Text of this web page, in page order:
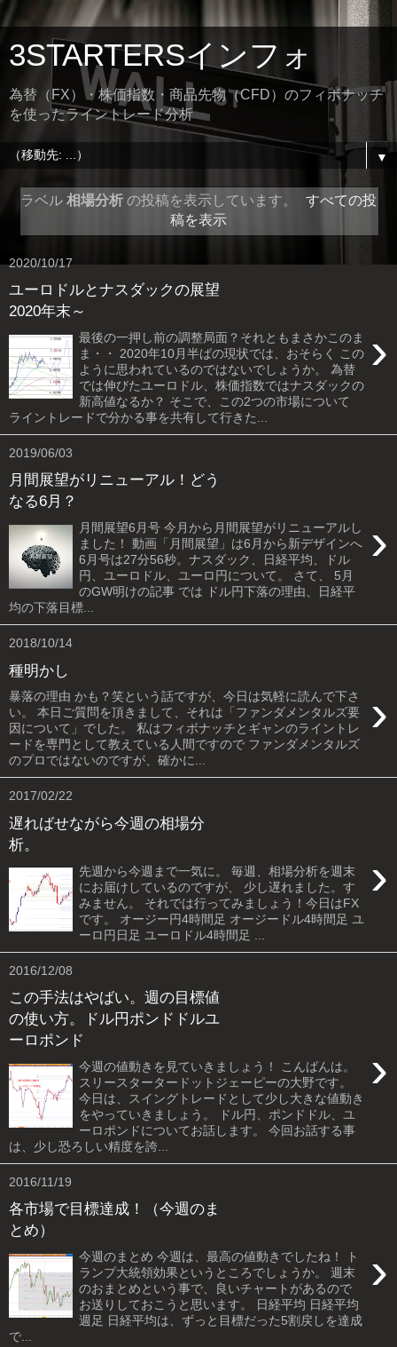
3STARTERSインフォ
為替（FX）・株価指数・商品先物（CFD）のフィボナッチ
を使ったライントレード分析
▼
ラベル 相場分析の投稿を表示しています。
すべての投
稿を表示
2020/10/17
ユーロドルとナスダックの展望
2020年末～
›
最後の一押し前の調整局面？それともまさかこのま
ま・・ 2020年10月半ばの現状では、おそらく この
ように思われているのではないでしょうか。 為替
では伸びたユーロドル、株価指数ではナスダックの
新高値なるか？ そこで、この2つの市場について
ライントレードで分かる事を共有して行きた...
2019/06/03
月間展望がリニューアル！どう
なる6月？
›
月間展望6月号 今月から月間展望がリニューアルし
ました！ 動画「月間展望」は6月から新デザインへ
6月号は27分56秒。ナスダック、日経平均、ドル
円、ユーロドル、ユーロ円について。 さて、 5月
のGW明けの記事 では ドル円下落の理由、日経平
均の下落目標...
2018/10/14
種明かし
›
暴落の理由 かも？笑という話ですが、今日は気軽に読んで下さ
い。 本日ご質問を頂きまして、それは「ファンダメンタルズ要
因について」でした。 私はフィボナッチとギャンのライントレ
ードを専門として教えている人間ですので ファンダメンタルズ
のプロではないのですが、確かに...
2017/02/22
遅ればせながら今週の相場分
析。
›
先週から今週まで一気に。 毎週、相場分析を週末
にお届けしているのですが、 少し遅れました。す
みません。 それでは行ってみましょう！今日はFX
です。 オージー円4時間足 オージードル4時間足 ユ
ーロ円日足 ユーロドル4時間足 ...
2016/12/08
この手法はやばい。週の目標値
の使い方。ドル円ポンドドルユ
ーロポンド
›
今週の値動きを見ていきましょう！ こんばんは。
スリースタータードットジェーピーの大野です。
今日は、スイングトレードとして少し大きな値動き
をやっていきましょう。 ドル円、ポンドドル、ユ
ーロポンドについてお話します。 今回お話する事
は、少し恐ろしい精度を誇...
2016/11/19
各市場で目標達成！（今週のま
とめ）
›
今週のまとめ 今週は、最高の値動きでしたね！ ト
ランプ大統領効果というところでしょうか。 週末
のおまとめという事で、良いチャートがあるので
お送りしておこうと思います。 日経平均 日経平均
週足 日経平均は、ずっと目標だった5割戻しを達成
で...